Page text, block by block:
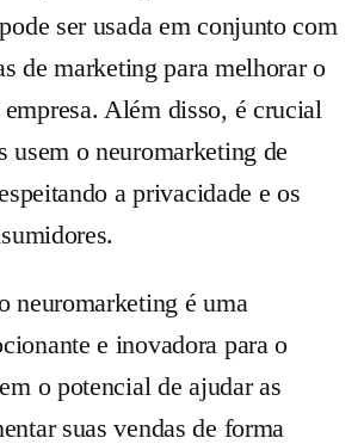
ser usada em conjunto com
de marketing para melhorar o
Além disso, é crucial
usem o neuromarketing de
a privacidade e os
neuromarketing é uma
e inovadora para o
o potencial de ajudar as
suas vendas de forma